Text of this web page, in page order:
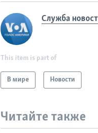
Служба
This item is part of
В мире Новости
Читайте также